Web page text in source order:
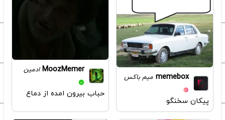
memebox میم باکس
پیکان سخنگو
MoozMemer ادمین
حباب بیرون امده از دماع